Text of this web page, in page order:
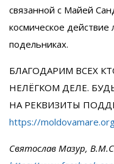
связанной с Майей
космическое
подельниках.
БЛАГОДАРИМ ВСЕХ
НЕЛЁГКОМ ДЕЛЕ.
НА РЕКВИЗИТЫ
https://
Святослав Мазур,